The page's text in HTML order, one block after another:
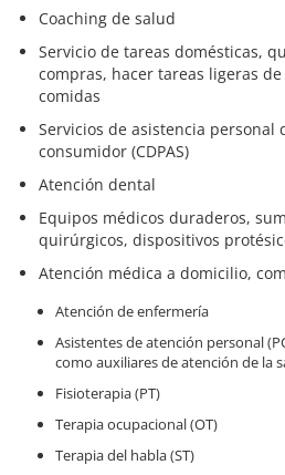
Coaching de salud
Servicio de tareas domésticas,
compras, hacer tareas ligeras
comidas
Servicios de asistencia personal
consumidor (CDPAS)
Atención dental
Equipos médicos duraderos,
quirúrgicos, dispositivos
Atención médica a domicilio,
Atención de enfermería
Asistentes de atención personal
como auxiliares de atención de la
Fisioterapia (PT)
Terapia ocupacional (OT)
Terapia del habla (ST)